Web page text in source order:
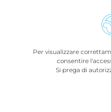
Per visualizzare
consentire
Si prega di